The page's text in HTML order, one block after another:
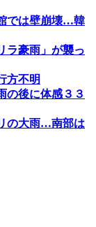
では壁崩壊…韓
ラ豪雨」が襲っ
方不明
の後に体感３３
の大雨…南部は